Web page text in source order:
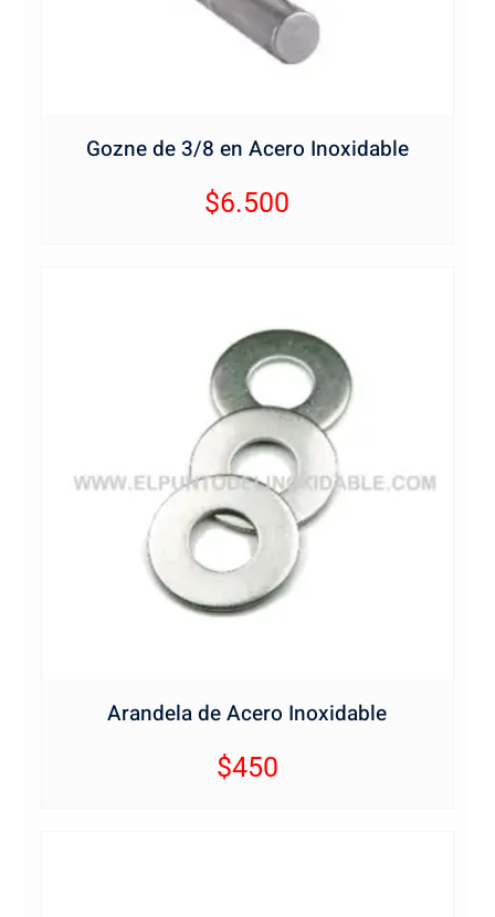
Gozne de 3/8 en Acero Inoxidable
$6.500
Arandela de Acero Inoxidable
$450